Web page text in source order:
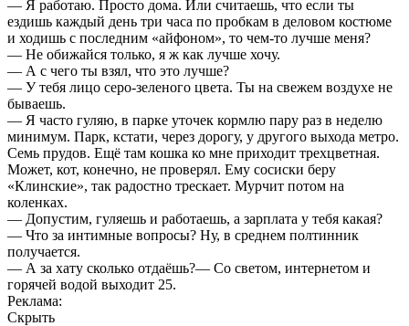
— Я работаю. Просто дома. Или считаешь, что если ты
ездишь каждый день три часа по пробкам в деловом костюме
и ходишь с последним «айфоном», то чем-то лучше меня?
— Не обижайся только, я ж как лучше хочу.
— А с чего ты взял, что это лучше?
— У тебя лицо серо-зеленого цвета. Ты на свежем воздухе не
бываешь.
— Я часто гуляю, в парке уточек кормлю пару раз в неделю
минимум. Парк, кстати, через дорогу, у другого выхода метро.
Семь прудов. Ещё там кошка ко мне приходит трехцветная.
Может, кот, конечно, не проверял. Ему сосиски беру
«Клинские», так радостно трескает. Мурчит потом на
коленках.
— Допустим, гуляешь и работаешь, а зарплата у тебя какая?
— Что за интимные вопросы? Ну, в среднем полтинник
получается.
— А за хату сколько отдаёшь?— Со светом, интернетом и
горячей водой выходит 25.
Реклама:
Скрыть